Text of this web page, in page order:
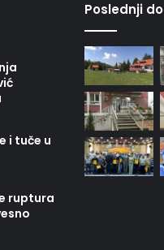
i tuče u
ruptura
Poslednji